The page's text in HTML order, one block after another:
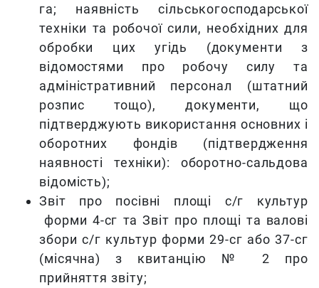
га; наявність сільськогосподарської
техніки та робочої сили, необхідних для
обробки цих угідь (документи з
відомостями про робочу силу та
адміністративний персонал (штатний
розпис тощо), документи, що
підтверджують використання основних і
оборотних фондів (підтвердження
наявності техніки): оборотно-сальдова
відомість);
Звіт про посівні площі с/г культур
форми 4-сг та Звіт про площі та валові
збори с/г культур форми 29-сг або 37-сг
(місячна) з квитанцію № 2 про
прийняття звіту;